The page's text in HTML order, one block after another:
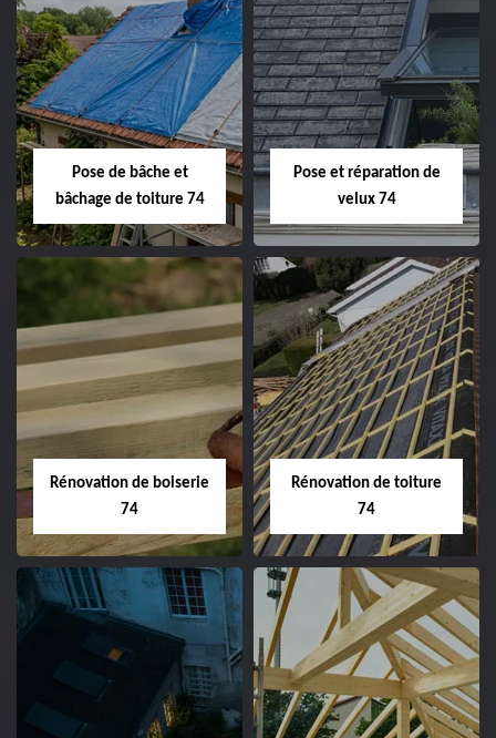
Pose de bâche et
bâchage de toiture 74
Pose et réparation de
velux 74
Rénovation de boiserie
74
Rénovation de toiture
74